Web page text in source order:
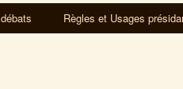
Règles et Usages